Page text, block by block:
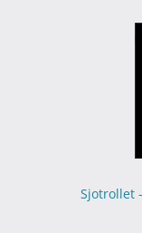
Sjotrollet